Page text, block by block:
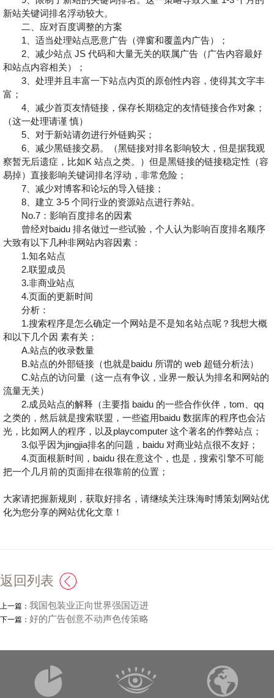
新站关键词排名浮动较大。
二、应对百度调整的方案
1、适当处理站点恶意广告（弹窗和覆盖内广告）；
2、减少站点 JS 代码和大量无关的联属广告（广告内容最好
和站点内容相关）；
3、处理并且丰富一下站点内页的原创性内容，使得其文字丰
富；
4、减少首页友情链接，保存长期稳定的友情链接合作对象；
（这一处理请谨 慎）
5、对于新站请勿进行外链购买；
6、减少黑链接交易。（黑链接对排名影响较大，但是据我观
察暂无后遗症，比如K 站点之类。）但是黑链接的链接稳定性（容
易掉）直接影响关键词排名浮动，非常危险；
7、减少对博客和论坛的导入链接；
8、建立 3-5 个同行业的资源站点进行养站。
No.7：影响百度排名的因素
曾经对baidu 排名做过一些试验，个人认为影响百度排名顺序
大致有以下几种非网站内容因素：
1.知名站点
2.联盟成员
3.非商业站点
4.页面的更新时间
分析：
1.搜索程序是怎么确定一个网站是不是知名站点呢？我想大概
和以下几个因 素有关；
A.站点的收录数量
B.站点的外部链接（也就是baidu 所谓的 web 超链分析法）
C.站点的访问量（这一点有争议，业界一般认为排名和网站的
流量无关）
2.成员站点的解释（主要指 baidu 的一些合作伙伴，tom、qq
之类的，然后就是搜索联盟，一些盗用baidu 数据库的程序也会沾
光，比如网人的程序，以及playcomputer 这个著名的作弊站点；
3.似乎因为jingjia排名的问题，baidu 对商业站点很不友好；
4.页面根新时间，baidu 很在意这个，也是，搜索引擎不可能
把一个几月前的页面排在很靠前的位置；
大家请把握新规则，获取好排名，请继续关注珠海时博策划网站优
化为您分享的网站优化文章！
返回列表
上一篇： 我国包装业正向世界强国迈进
下一篇： 好的广告创意不动声色传策略